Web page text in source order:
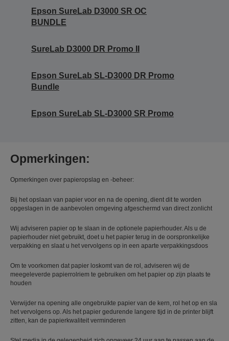
Epson SureLab D3000 SR OC
BUNDLE
SureLab D3000 DR Promo II
Epson SureLab SL-D3000 DR Promo
Bundle
Epson SureLab SL-D3000 SR Promo
Opmerkingen:
Opmerkingen over papieropslag en -beheer:
Bij het opslaan van papier voor en na de opening, dient dit te worden
opgeslagen in de aanbevolen omgeving afgeschermd van direct zonlicht
Wij adviseren papier op te slaan in de optionele papierhouder. Als u de
papierhouder niet gebruikt, doet u het papier terug in de oorspronkelijke
verpakking en slaat u het vervolgens op in een aparte verpakkingsdoos
Om te voorkomen dat papier loskomt van de rol, adviseren wij de
meegeleverde papierrolriem te gebruiken om het papier op zijn plaats te
houden
Verwijder na opening alle ongebruikte papier van de kern, rol het op en sla
het vervolgens op. Als het papier gedurende langere tijd in de printer blijft
zitten, kan de papierkwaliteit verminderen